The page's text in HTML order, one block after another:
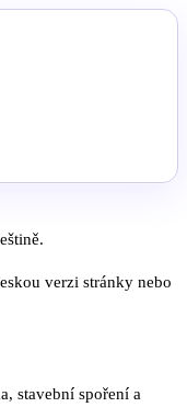
verzi stránky nebo
stavební spoření a